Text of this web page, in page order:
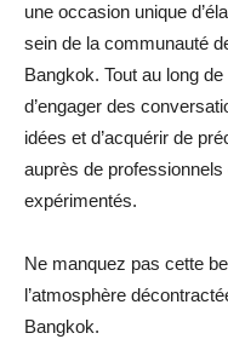
une occasion unique
sein de la communauté
Bangkok. Tout au long
d’engager des
idées et d’acquérir de
auprès de professionnels
expérimentés.
Ne manquez pas cette
l’atmosphère
Bangkok.